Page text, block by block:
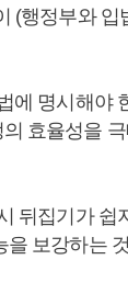
(행정부와 입
에 명시해야
효율성을
뒤집기가 쉽
보강하는